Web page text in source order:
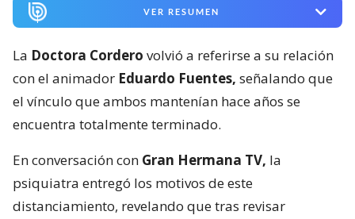
VER RESUMEN
La Doctora Cordero volvió a referirse a su relación
con el animador Eduardo Fuentes, señalando que
el vínculo que ambos mantenían hace años se
encuentra totalmente terminado.
En conversación con Gran Hermana TV, la
psiquiatra entregó los motivos de este
distanciamiento, revelando que tras revisar